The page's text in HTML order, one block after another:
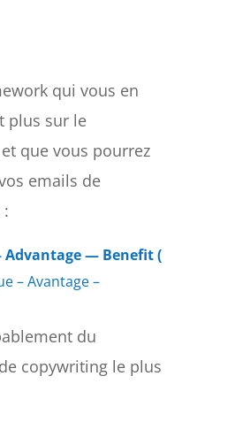
qui vous en
plus sur le
que vous pourrez
emails de
— Benefit (
– Avantage –
du
copywriting le plus